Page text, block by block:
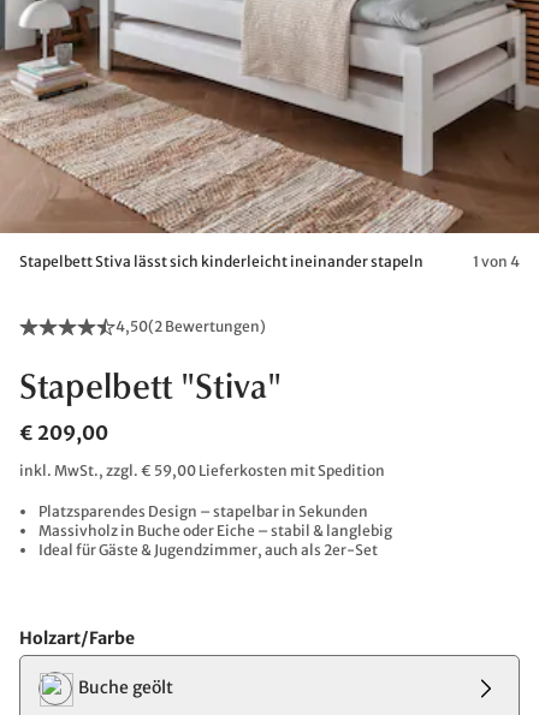
Stapelbett Stiva lässt sich kinderleicht ineinander stapeln 1 von 4
4,50(2 Bewertungen)
Stapelbett "Stiva"
€ 209,00
inkl. MwSt., zzgl. € 59,00 Lieferkosten mit Spedition
Platzsparendes Design – stapelbar in Sekunden
Massivholz in Buche oder Eiche – stabil & langlebig
Ideal für Gäste & Jugendzimmer, auch als 2er-Set
Holzart/Farbe
Buche geölt